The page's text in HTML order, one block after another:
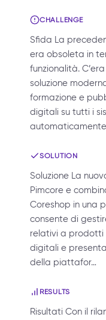
CHALLENGE
Sfida La
era obsoleta in
funzionalità.
soluzione
formazione e
digitali su tutti i
SOLUTION
Soluzione La
Pimcore e
Coreshop in una
consente di
relativi a prodotti
digitali e
della piattafor…
RESULTS
Risultati Con il